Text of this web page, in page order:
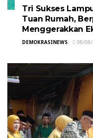
Tri Sukses
Tuan Rumah,
Menggerakkan
DEMOKRASINEWS 08/08/